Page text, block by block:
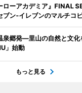
ローアカデミア』FINAL
ブン‐イレブンのマルチコ
泉郷発―里山の自然と文化
」始動
もっと見る